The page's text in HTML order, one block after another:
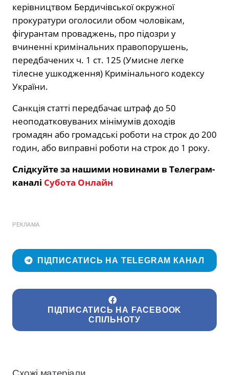
керівництвом Бердичівської окружної
прокуратури оголосили обом чоловікам,
фігурантам проваджень, про підозри у
вчиненні кримінальних правопорушень,
передбачених ч. 1 ст. 125 (Умисне легке
тілесне ушкодження) Кримінального кодексу
України.
Санкція статті передбачає штраф до 50
неоподатковуваних мінімумів доходів
громадян або громадські роботи на строк до 200
годин, або виправні роботи на строк до 1 року.
Слідкуйте за нашими новинами в Телеграм-
каналі Субота Онлайн
РЕКЛАМА
ПІДПИСАТИСЬ НА TELEGRAM КАНАЛ
ПІДПИСАТИСЬ НА FACEBOOK
СПІЛЬНОТУ